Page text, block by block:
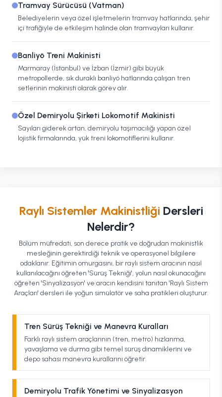
Tramvay Sürücüsü (Vatman)
Belediyelerin veya özel işletmelerin tramvay hatlarında, şehir
içi trafiğiyle de etkileşim halinde olan tramvayları kullanır.
Banliyö Treni Makinisti
Marmaray (İstanbul) ve İzban (İzmir) gibi büyük
metropollerde, sık duraklı banliyö hatlarında çalışan tren
setlerinin makinisti olarak görev alır.
Özel Demiryolu Şirketi Lokomotif Makinisti
Sayıları giderek artan, demiryolu taşımacılığı yapan özel
lojistik firmalarında, yük treni lokomotiflerini kullanır.
Raylı Sistemler Makinistliği Dersleri
Nelerdir?
Bölüm müfredatı, son derece pratik ve doğrudan makinistlik
mesleğinin gerektirdiği teknik ve operasyonel bilgilere
odaklanır. Eğitimin omurgasını, bir raylı sistem aracının nasıl
kullanılacağını öğreten 'Sürüş Tekniği', yolun nasıl okunacağını
öğreten 'Sinyalizasyon' ve aracın kendisini tanıtan 'Raylı Sistem
Araçları' dersleri ile yoğun simülatör ve saha pratikleri oluşturur.
Tren Sürüş Tekniği ve Manevra Kuralları
Farklı raylı sistem araçlarının (tren, metro) hızlanma,
yavaşlama ve durma gibi temel sürüş dinamiklerini ve
depo sahası manevra kurallarını öğretir.
Demiryolu Trafik Yönetimi ve Sinyalizasyon